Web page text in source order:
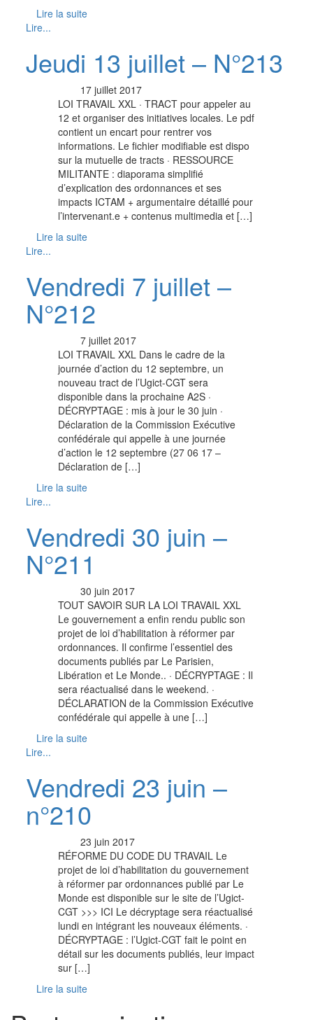
Lire la suite
Lire...
Jeudi 13 juillet – N°213
17 juillet 2017
LOI TRAVAIL XXL · TRACT pour appeler au
12 et organiser des initiatives locales. Le pdf
contient un encart pour rentrer vos
informations. Le fichier modifiable est dispo
sur la mutuelle de tracts · RESSOURCE
MILITANTE : diaporama simplifié
d’explication des ordonnances et ses
impacts ICTAM + argumentaire détaillé pour
l’intervenant.e + contenus multimedia et […]
Lire la suite
Lire...
Vendredi 7 juillet –
N°212
7 juillet 2017
LOI TRAVAIL XXL Dans le cadre de la
journée d’action du 12 septembre, un
nouveau tract de l’Ugict-CGT sera
disponible dans la prochaine A2S ·
DÉCRYPTAGE : mis à jour le 30 juin ·
Déclaration de la Commission Exécutive
confédérale qui appelle à une journée
d’action le 12 septembre (27 06 17 –
Déclaration de […]
Lire la suite
Lire...
Vendredi 30 juin –
N°211
30 juin 2017
TOUT SAVOIR SUR LA LOI TRAVAIL XXL
Le gouvernement a enfin rendu public son
projet de loi d’habilitation à réformer par
ordonnances. Il confirme l’essentiel des
documents publiés par Le Parisien,
Libération et Le Monde.. · DÉCRYPTAGE : Il
sera réactualisé dans le weekend. ·
DÉCLARATION de la Commission Exécutive
confédérale qui appelle à une […]
Lire la suite
Lire...
Vendredi 23 juin –
n°210
23 juin 2017
RÉFORME DU CODE DU TRAVAIL Le
projet de loi d’habilitation du gouvernement
à réformer par ordonnances publié par Le
Monde est disponible sur le site de l’Ugict-
CGT >>> ICI Le décryptage sera réactualisé
lundi en intégrant les nouveaux éléments. ·
DÉCRYPTAGE : l’Ugict-CGT fait le point en
détail sur les documents publiés, leur impact
sur […]
Lire la suite